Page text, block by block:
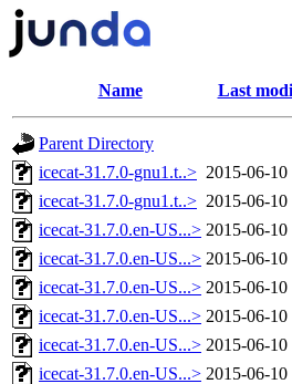
Name Last
Parent Directory
icecat-31.7.0-gnu1.t..> 2015-06-10
icecat-31.7.0-gnu1.t..> 2015-06-10
icecat-31.7.0.en-US...> 2015-06-10
icecat-31.7.0.en-US...> 2015-06-10
icecat-31.7.0.en-US...> 2015-06-10
icecat-31.7.0.en-US...> 2015-06-10
icecat-31.7.0.en-US...> 2015-06-10
icecat-31.7.0.en-US...> 2015-06-10